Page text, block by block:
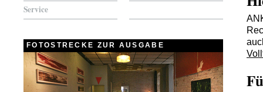
Service
FOTOSTRECKE ZUR AUSGABE